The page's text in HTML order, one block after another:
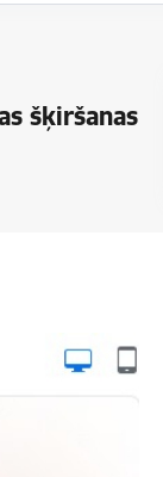
šķiršanas